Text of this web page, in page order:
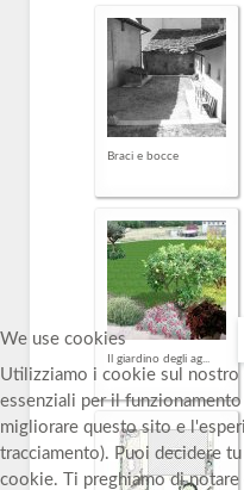
Braci e bocce
Il giardino degli ag...
We use cookies
Utilizziamo i cookie sul
essenziali per il
migliorare questo sito e
tracciamento). Puoi decidere
cookie. Ti preghiamo di